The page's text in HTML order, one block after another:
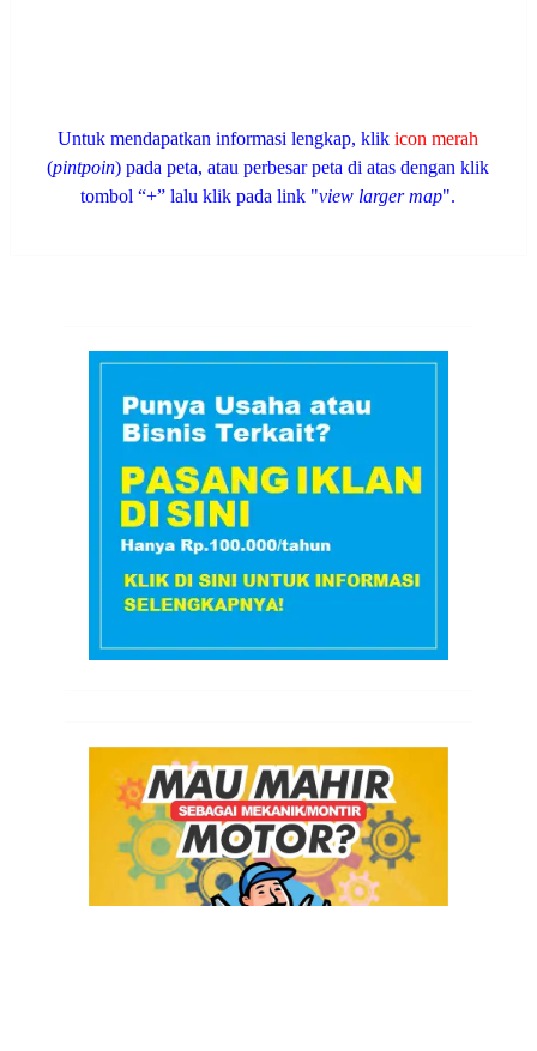
Untuk mendapatkan informasi lengkap, klikicon merah
(pintpoin) pada peta, atau perbesar peta di atas dengan klik
tombol “+” lalu klik pada link "view larger map".